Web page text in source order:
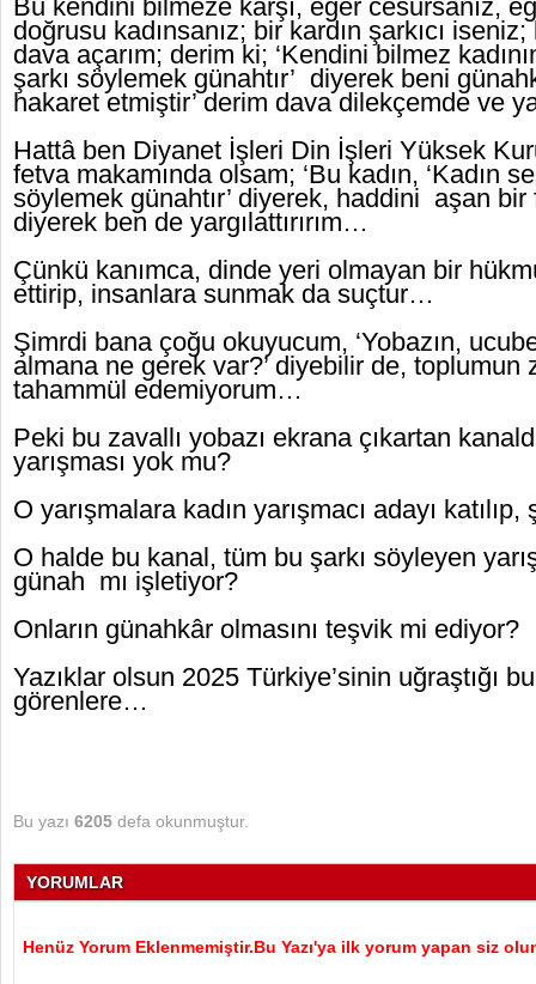
Bu kendini bilmeze karşı, eğer cesursanız,
doğrusu kadınsanız; bir kardın şarkıcı
dava açarım; derim ki; ‘Kendini bilmez
şarkı söylemek günahtır’ diyerek beni
hakaret etmiştir’ derim dava dilekçemde ve
Hattâ ben Diyanet İşleri Din İşleri Yüksek
fetva makamında olsam; ‘Bu kadın, ‘Kadın
söylemek günahtır’ diyerek, haddini aşan bir
diyerek ben de yargılattırırım…
Çünkü kanımca, dinde yeri olmayan bir
ettirip, insanlara sunmak da suçtur…
Şimrdi bana çoğu okuyucum, ‘Yobazın,
almana ne gerek var?’ diyebilir de, toplumun
tahammül edemiyorum…
Peki bu zavallı yobazı ekrana çıkartan
yarışması yok mu?
O yarışmalara kadın yarışmacı adayı
O halde bu kanal, tüm bu şarkı söyleyen
günah mı işletiyor?
Onların günahkâr olmasını teşvik mi ediyor?
Yazıklar olsun 2025 Türkiye’sinin uğraştığı
görenlere…
Bu yazı 6205 defa okunmuştur.
YORUMLAR
Henüz Yorum Eklenmemiştir.Bu Yazı'ya ilk yorum yapan siz